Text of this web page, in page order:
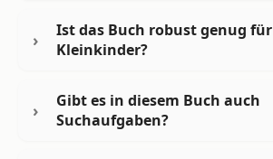
Ist das Buch robust genug für
Kleinkinder?
Gibt es in diesem Buch auch
Suchaufgaben?